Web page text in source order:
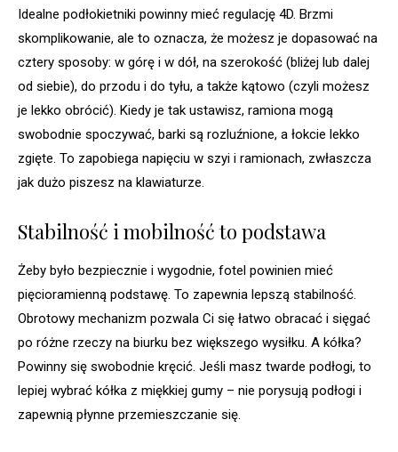
Idealne podłokietniki powinny mieć regulację 4D. Brzmi
skomplikowanie, ale to oznacza, że możesz je dopasować na
cztery sposoby: w górę i w dół, na szerokość (bliżej lub dalej
od siebie), do przodu i do tyłu, a także kątowo (czyli możesz
je lekko obrócić). Kiedy je tak ustawisz, ramiona mogą
swobodnie spoczywać, barki są rozluźnione, a łokcie lekko
zgięte. To zapobiega napięciu w szyi i ramionach, zwłaszcza
jak dużo piszesz na klawiaturze.
Stabilność i mobilność to podstawa
Żeby było bezpiecznie i wygodnie, fotel powinien mieć
pięcioramienną podstawę. To zapewnia lepszą stabilność.
Obrotowy mechanizm pozwala Ci się łatwo obracać i sięgać
po różne rzeczy na biurku bez większego wysiłku. A kółka?
Powinny się swobodnie kręcić. Jeśli masz twarde podłogi, to
lepiej wybrać kółka z miękkiej gumy – nie porysują podłogi i
zapewnią płynne przemieszczanie się.